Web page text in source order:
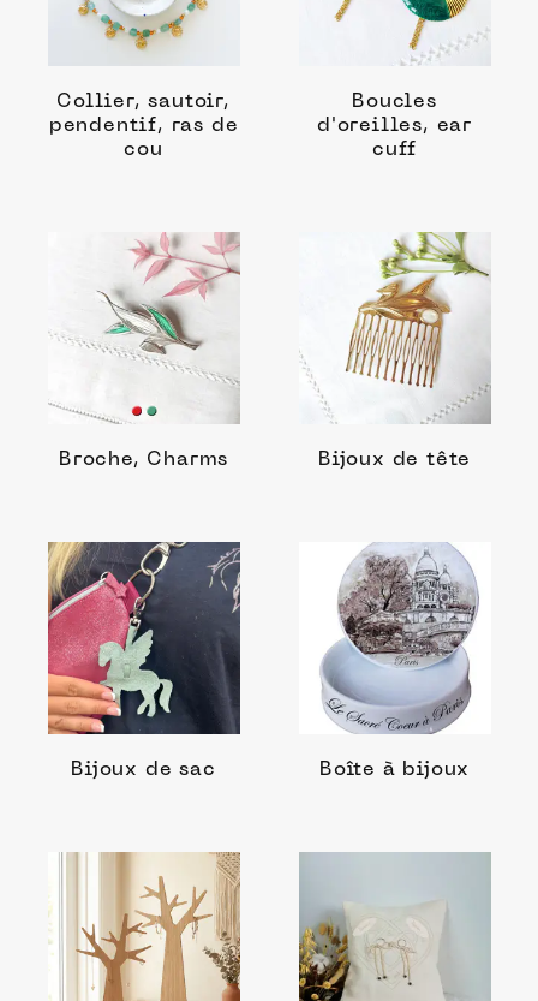
Collier, sautoir,
pendentif, ras de
cou
Boucles
d'oreilles, ear
cuff
Broche, Charms Bijoux de tête
Bijoux de sac Boîte à bijoux